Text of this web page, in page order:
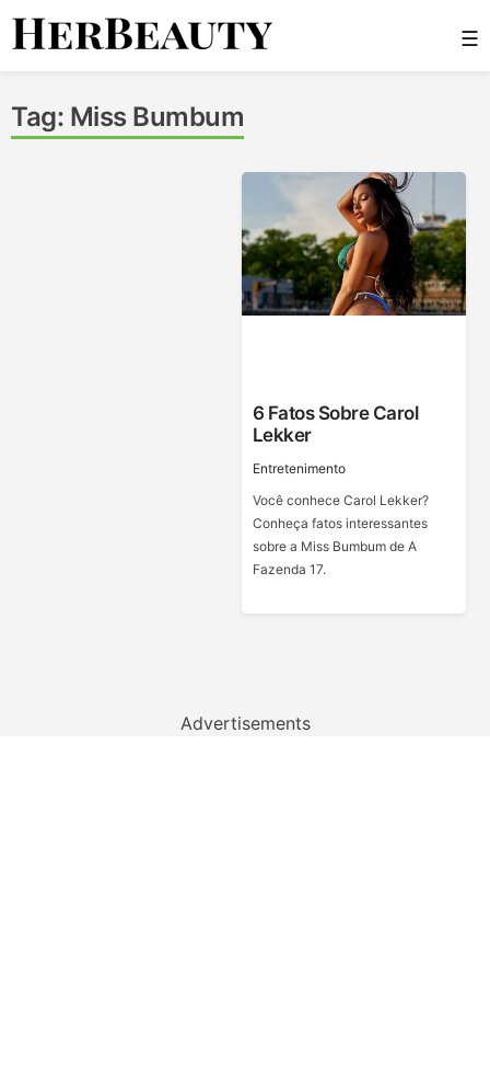
Skip
☰
Tag: Miss Bumbum
6 Fatos Sobre Carol
Lekker
Entretenimento
Você conhece Carol Lekker?
Conheça fatos interessantes
sobre a Miss Bumbum de A
Fazenda 17.
Advertisements